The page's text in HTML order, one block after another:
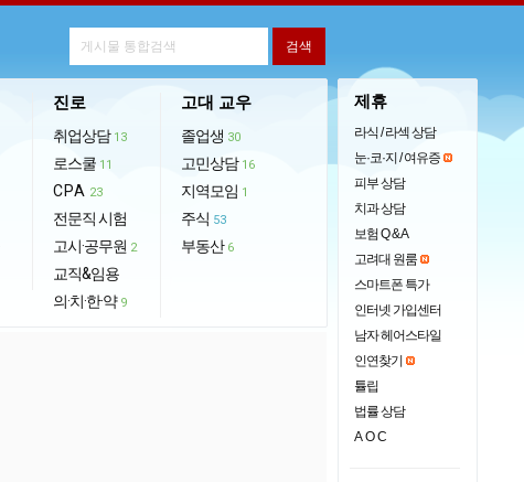
진로
취업상담 13
로스쿨 11
CPA 23
전문직 시험
고시·공무원 2
교직&임용
의·치·한·약 9
고대 교우
졸업생 30
고민상담 16
지역모임 1
주식 53
부동산 6
제휴
라식 / 라섹 상담
눈·코·지 / 여유증
피부 상담
치과 상담
보험 Q & A
고려대 원룸
스마트폰 특가
인터넷 가입센터
남자 헤어스타일
인연찾기
튤립
법률 상담
AOC